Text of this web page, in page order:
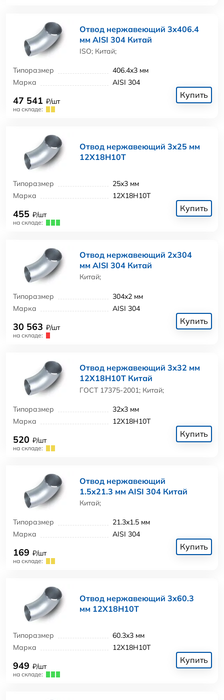
Отвод нержавеющий 3x406.4
мм AISI 304 Китай
ISO; Китай;
Типоразмер
406.4x3 мм
Марка
AISI 304
47 541 ₽/шт
на складе:
Купить
Отвод нержавеющий 3x25 мм
12Х18Н10Т
Типоразмер
25x3 мм
Марка
12Х18Н10Т
455 ₽/шт
на складе:
Купить
Отвод нержавеющий 2x304
мм AISI 304 Китай
Китай;
Типоразмер
304x2 мм
Марка
AISI 304
30 563 ₽/шт
на складе:
Купить
Отвод нержавеющий 3x32 мм
12Х18Н10Т Китай
ГОСТ 17375-2001; Китай;
Типоразмер
32x3 мм
Марка
12Х18Н10Т
520 ₽/шт
на складе:
Купить
Отвод нержавеющий
1.5x21.3 мм AISI 304 Китай
Китай;
Типоразмер
21.3x1.5 мм
Марка
AISI 304
169 ₽/шт
на складе:
Купить
Отвод нержавеющий 3x60.3
мм 12Х18Н10Т
Типоразмер
60.3x3 мм
Марка
12Х18Н10Т
949 ₽/шт
на складе:
Купить